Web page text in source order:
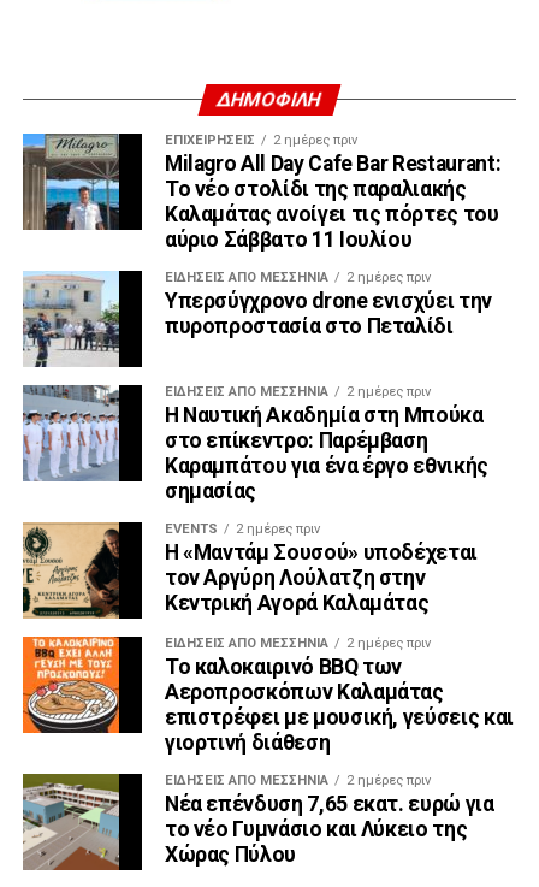
ΔΗΜΟΦΙΛΗ
ΕΠΙΧΕΙΡΉΣΕΙΣ 2 ημέρες πριν
Milagro All Day Cafe Bar Restaurant:
Το νέο στολίδι της παραλιακής
Καλαμάτας ανοίγει τις πόρτες του
αύριο Σάββατο 11 Ιουλίου
ΕΙΔΉΣΕΙΣ ΑΠΟ ΜΕΣΣΗΝΊΑ 2 ημέρες πριν
Υπερσύγχρονο drone ενισχύει την
πυροπροστασία στο Πεταλίδι
ΕΙΔΉΣΕΙΣ ΑΠΟ ΜΕΣΣΗΝΊΑ 2 ημέρες πριν
Η Ναυτική Ακαδημία στη Μπούκα
στο επίκεντρο: Παρέμβαση
Καραμπάτου για ένα έργο εθνικής
σημασίας
EVENTS 2 ημέρες πριν
Η «Μαντάμ Σουσού» υποδέχεται
τον Αργύρη Λούλατζη στην
Κεντρική Αγορά Καλαμάτας
ΕΙΔΉΣΕΙΣ ΑΠΟ ΜΕΣΣΗΝΊΑ 2 ημέρες πριν
Το καλοκαιρινό BBQ των
Αεροπροσκόπων Καλαμάτας
επιστρέφει με μουσική, γεύσεις και
γιορτινή διάθεση
ΕΙΔΉΣΕΙΣ ΑΠΟ ΜΕΣΣΗΝΊΑ 2 ημέρες πριν
Νέα επένδυση 7,65 εκατ. ευρώ για
το νέο Γυμνάσιο και Λύκειο της
Χώρας Πύλου